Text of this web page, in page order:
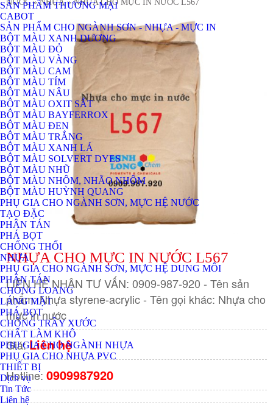
SẢN PHẨM THƯƠNG MẠI
CABOT
SẢN PHẨM CHO NGÀNH SƠN - NHỰA - MỰC IN
BỘT MÀU XANH DƯƠNG
BỘT MÀU ĐỎ
BỘT MÀU VÀNG
BỘT MÀU CAM
BỘT MÀU TÍM
BỘT MÀU NÂU
BỘT MÀU OXIT SẮT
BỘT MÀU BAYFERROX
BỘT MÀU ĐEN
BỘT MÀU TRẮNG
BỘT MÀU XANH LÁ
BỘT MÀU SOLVERT DYES
BỘT MÀU NHŨ
BỘT MÀU NHÔM, NHÃO NHÔM
BỘT MÀU HUỲNH QUANG
PHỤ GIA CHO NGÀNH SƠN, MỰC HỆ NƯỚC
TẠO ĐẶC
PHÂN TÁN
PHÁ BỌT
CHỐNG THỐI
NHỰA
PHỤ GIA CHO NGÀNH SƠN, MỰC HỆ DUNG MÔI
PHÂN TÁN
CHỐNG LOANG
LÁNG MẶT
PHÁ BỌT
CHỐNG TRẦY XƯỚC
CHẤT LÀM KHÔ
PHỤ GIA CHO NGÀNH NHỰA
PHỤ GIA CHO NHỰA PVC
THIẾT BỊ
Dịch vụ
Tin Tức
Liên hệ
NƯỚC » NHỰA » NHỰA CHO MỰC IN NƯỚC L567
NHỰA CHO MỰC IN NƯỚC L567
LIÊN HỆ NHẬN TƯ VẤN: 0909-987-920 - Tên sản
phẩm: Nhựa styrene-acrylic - Tên gọi khác: Nhựa cho
mực in nước
Giá:Liên hệ
Hotline: 0909987920